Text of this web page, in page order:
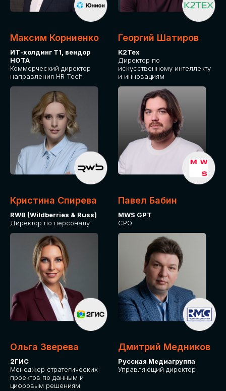
Максим Корниенко
ИТ-холдинг Т1, вендор
НОТА
Коммерческий директор
направления HR Tech
Георгий Шатиров
К2Тех
Директор по
искусственному интеллекту
и инновациям
Кристина Спирева
RWB (Wildberries & Russ)
Директор по персоналу
Павел Бабин
MWS GPT
CPO
Ольга Зверева
2ГИС
Менеджер стратегических
проектов по данным и
цифровым решениям
Дмитрий Медников
Русская Медиагруппа
Управляющий директор